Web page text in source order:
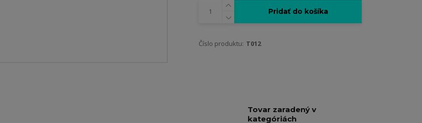
Pridať do košíka
Číslo produktu: T012
Tovar zaradený v
kategóriách